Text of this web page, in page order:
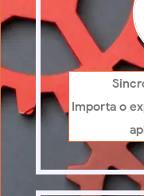
Importa o